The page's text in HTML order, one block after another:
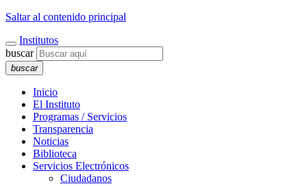
Saltar al contenido principal
Institutos
buscar
buscar
Inicio
El Instituto
Programas / Servicios
Transparencia
Noticias
Biblioteca
Servicios Electrónicos
Ciudadanos